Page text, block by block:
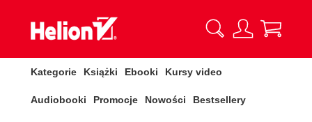
Kategorie Książki Ebooki Kursy video
Audiobooki Promocje Nowości Bestsellery